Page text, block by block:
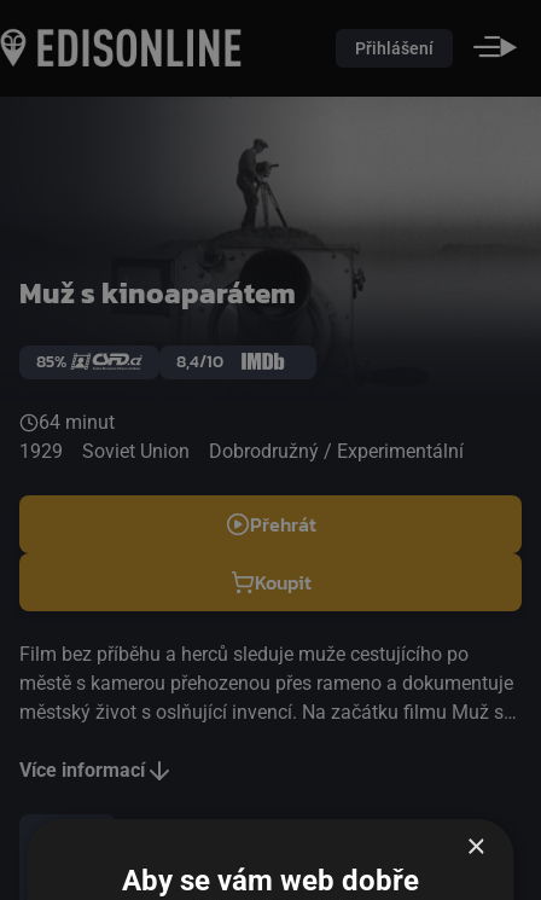
Přihlášení
Muž s kinoaparátem
85% 8,4/10
64 minut
1929
Soviet Union Dobrodružný / Experimentální
Přehrát
Koupit
Film bez příběhu a herců sleduje muže cestujícího po
městě s kamerou přehozenou přes rameno a dokumentuje
městský život s oslňující invencí. Na začátku filmu Muž s
Film pak diváka vezme na humornou, kaleidoskopickou
proces vzniku filmu. V jednu chvíli nám Vertov představí
muže jedoucího na motorce a pak nám překvapivě ukáže
Více informací
×
Aby se vám web dobře